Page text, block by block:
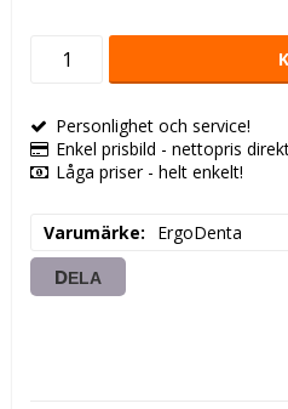
Personlighet och service!
Enkel prisbild - nettopris
Låga priser - helt enkelt!
Varumärke ErgoDenta
DELA